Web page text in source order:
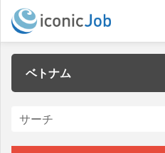
ベトナム